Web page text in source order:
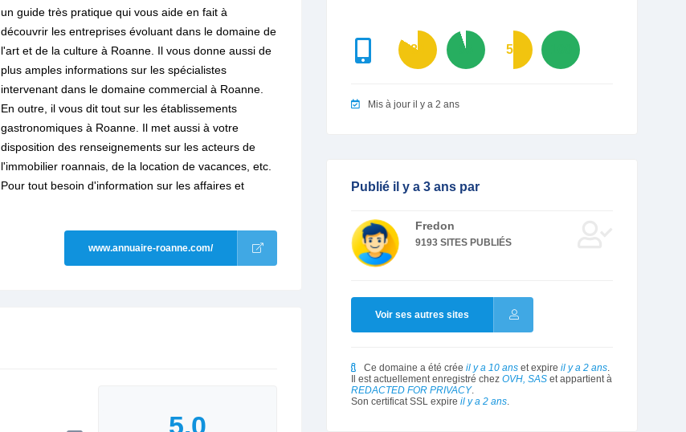
un guide très pratique qui vous aide en fait à
découvrir les entreprises évoluant dans le domaine de
l'art et de la culture à Roanne. Il vous donne aussi de
plus amples informations sur les spécialistes
intervenant dans le domaine commercial à Roanne.
En outre, il vous dit tout sur les établissements
gastronomiques à Roanne. Il met aussi à votre
disposition des renseignements sur les acteurs de
l'immobilier roannais, de la location de vacances, etc.
Pour tout besoin d'information sur les affaires et
www.annuaire-roanne.com/
84 95 50
Mis à jour il y a 2 ans
Publié il y a 3 ans par
Fredon
9193 SITES PUBLIÉS
Voir ses autres sites
Ce domaine a été crée il y a 10 ans et expire il y a 2 ans.
Il est actuellement enregistré chez OVH, SAS et appartient à
REDACTED FOR PRIVACY.
Son certificat SSL expire il y a 2 ans.